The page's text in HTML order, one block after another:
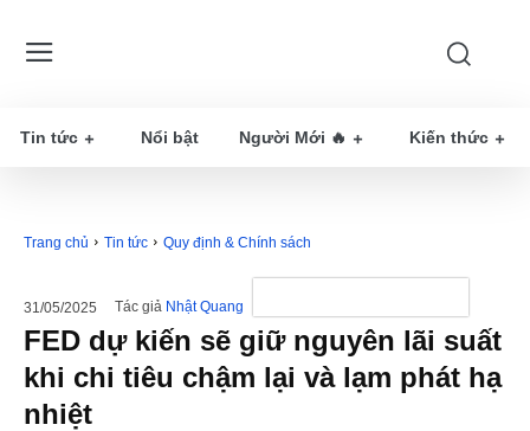
Tin tức Nổi bật Người Mới 🔥 Kiến thức
Trang chủ Tin tức Quy định & Chính sách
31/05/2025 Tác giả Nhật Quang
FED dự kiến ​​sẽ giữ nguyên lãi suất
khi chi tiêu chậm lại và lạm phát hạ
nhiệt